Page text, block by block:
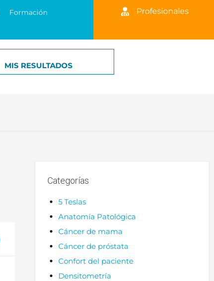
Formación
Profesionales
MIS RESULTADOS
Categorías
5 Teslas
Anatomía Patológica
Cáncer de mama
Cáncer de próstata
Confort del paciente
Densitometría